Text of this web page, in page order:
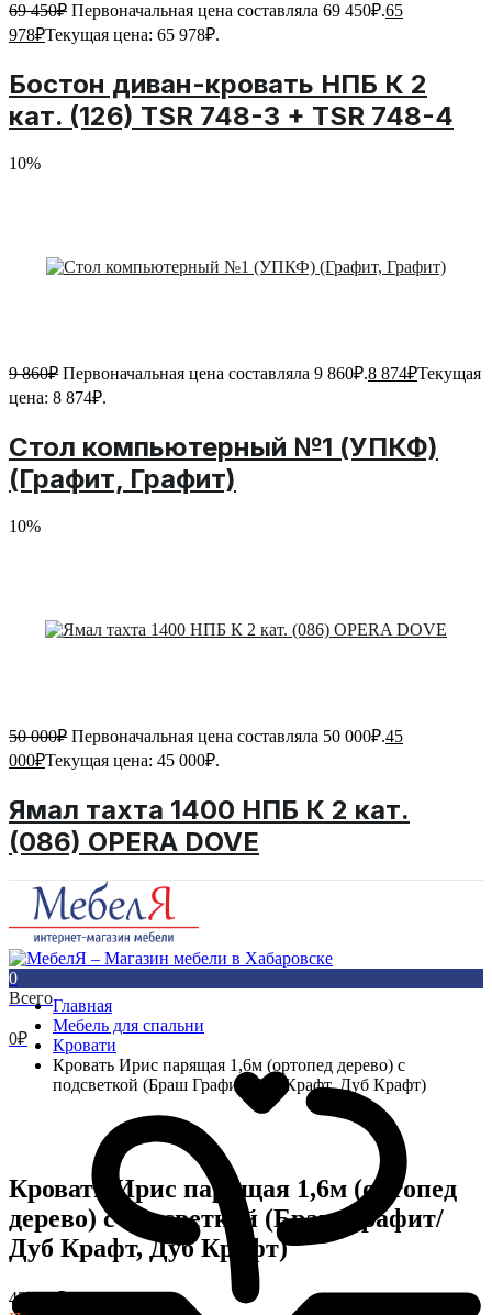
69 450₽ Первоначальная цена составляла 69 450₽.65
978₽Текущая цена: 65 978₽.
Бостон диван-кровать НПБ К 2
кат. (126) TSR 748-3 + TSR 748-4
10%
9 860₽ Первоначальная цена составляла 9 860₽.8 874₽Текущая
цена: 8 874₽.
Стол компьютерный №1 (УПКФ)
(Графит, Графит)
10%
50 000₽ Первоначальная цена составляла 50 000₽.45
000₽Текущая цена: 45 000₽.
Ямал тахта 1400 НПБ К 2 кат.
(086) OPERA DOVE
0
Всего
0₽
Главная
Мебель для спальни
Кровати
Кровать Ирис парящая 1,6м (ортопед дерево) с
подсветкой (Браш Графит/Дуб Крафт, Дуб Крафт)
Кровать Ирис парящая 1,6м (ортопед
дерево) с подсветкой (Браш Графит/
Дуб Крафт, Дуб Крафт)
43 930₽